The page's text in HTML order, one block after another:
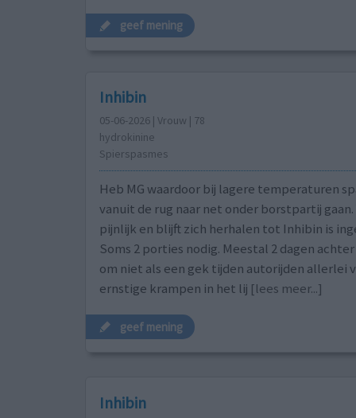
geef mening
Inhibin
05-06-2026 | Vrouw | 78
hydrokinine
Spierspasmes
Heb MG waardoor bij lagere temperaturen
vanuit de rug naar net onder borstpartij
pijnlijk en blijft zich herhalen tot Inhibin is
Soms 2 porties nodig. Meestal 2 dagen
om niet als een gek tijden autorijden allerlei
ernstige krampen in het lij [lees meer...]
geef mening
Inhibin